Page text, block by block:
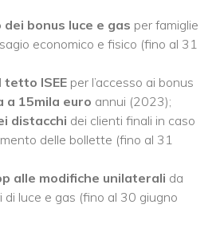
bonus luce e gas per famiglie
economico e fisico (fino al 31
tetto ISEE per l’accesso ai bonus
a 15mila euro annui (2023);
distacchi dei clienti finali in caso
delle bollette (fino al 31
alle modifiche unilaterali da
luce e gas (fino al 30 giugno